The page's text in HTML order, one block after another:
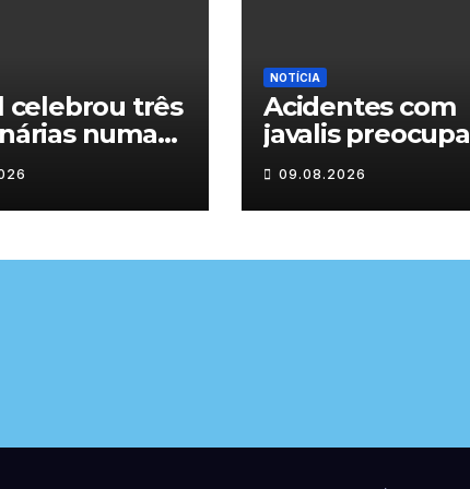
celebrou três
numa
a um
de histórias
NOTÍCIA
Acidentes com
javalis
nas estradas de
Trás-os-Montes
09.08.2026